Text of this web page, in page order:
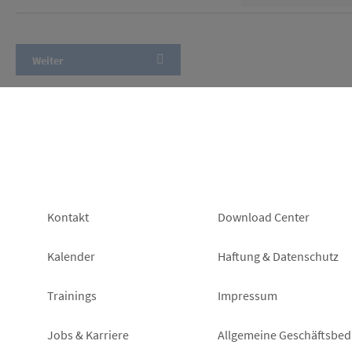
Footer
left
Kontakt
Kalender
Trainings
Jobs & Karriere
Footer
right
Download Center
Haftung & Datenschutz
Impressum
Allgemeine